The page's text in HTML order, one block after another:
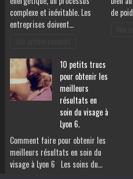
complexe et inévitable. Les
entreprises doivent…
de
10 petits trucs
pour obtenir les
meilleurs
résultats en
soin du visage à
Lyon 6.
Comment faire pour obtenir les
meilleurs résultats en soin du
visage à Lyon 6 Les soins du…